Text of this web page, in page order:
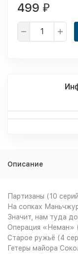
499 ₽
Описание
Партизаны (10
На сопках
Значит, нам туда
Операция «Неман»
Старое ружьё (4
Гетеры майора